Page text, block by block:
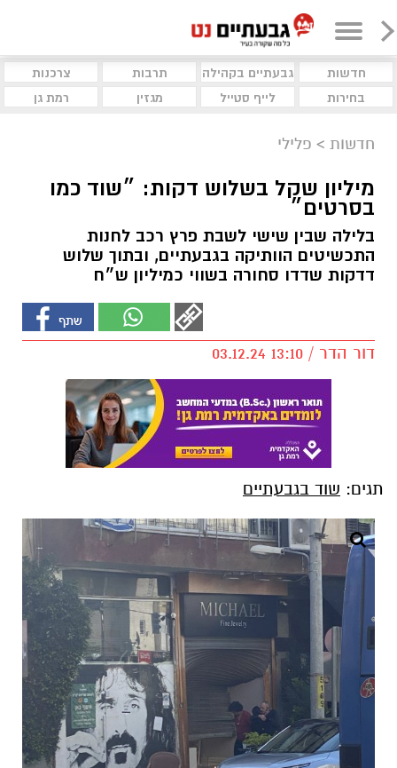
חדשות גבעתיים בקהילה תרבות
צרכנות
בחירות
לייף סטייל מגזין רמת גן
חדשות > פלילי
מיליון שקל בשלוש דקות: ״שוד כמו
בסרטים״
בלילה שבין שישי לשבת פרץ רכב לחנות
התכשיטים הוותיקה בגבעתיים, ובתוך שלוש
דדקות שדדו סחורה בשווי כמיליון ש״ח
דור הדר / 13:10 03.12.24
תגים: שוד בגבעתיים